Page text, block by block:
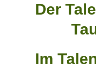
Der
Im